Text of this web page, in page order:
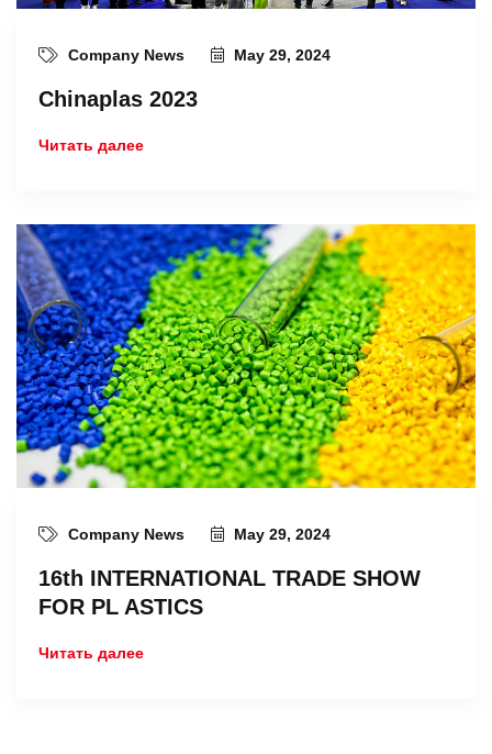
Company News May 29, 2024
Chinaplas 2023
Читать далее
Company News May 29, 2024
16th INTERNATIONAL TRADE SHOW
FOR PL ASTICS
Читать далее